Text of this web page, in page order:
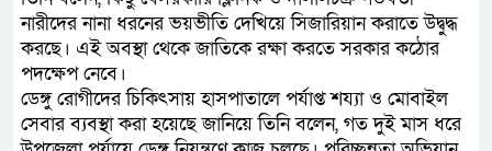
নারীদের নানা ধরনের ভয়ভীতি দেখিয়ে সিজারিয়ান করাতে উদ্বুদ্ধ
করছে। এই অবস্থা থেকে জাতিকে রক্ষা করতে সরকার কঠোর
পদক্ষেপ নেবে।
ডেঙ্গু রোগীদের চিকিৎসায় হাসপাতালে পর্যাপ্ত শয্যা ও মোবাইল
সেবার ব্যবস্থা করা হয়েছে জানিয়ে তিনি বলেন, গত দুই মাস ধরে